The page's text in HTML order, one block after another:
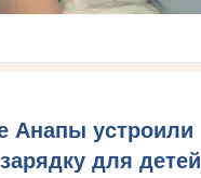
Анапы устроили
для детей